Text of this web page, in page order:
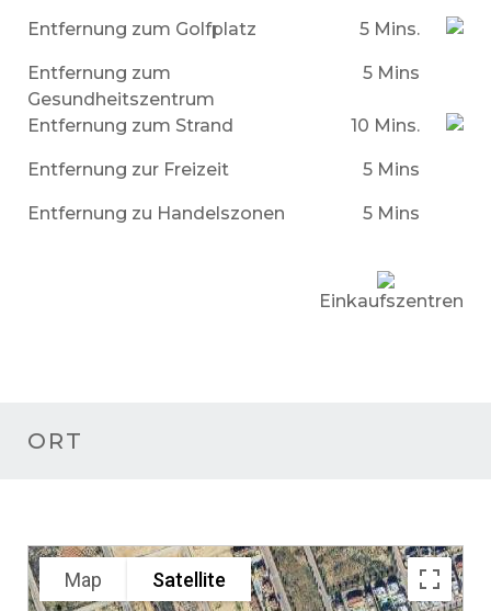
Entfernung zum Golfplatz 5 Mins.
Entfernung zum
Gesundheitszentrum
5 Mins
Entfernung zum Strand 10 Mins.
Entfernung zur Freizeit 5 Mins
Entfernung zu Handelszonen 5 Mins
Einkaufszentren
ORT
Map Satellite